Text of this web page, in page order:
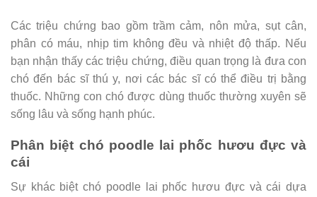
Các triệu chứng bao gồm trầm cảm, nôn mửa, sụt cân,
phân có máu, nhịp tim không đều và nhiệt độ thấp. Nếu
bạn nhận thấy các triệu chứng, điều quan trọng là đưa con
chó đến bác sĩ thú y, nơi các bác sĩ có thể điều trị bằng
thuốc. Những con chó được dùng thuốc thường xuyên sẽ
sống lâu và sống hạnh phúc.
Phân biệt chó poodle lai phốc hươu đực và
cái
Sự khác biệt chó poodle lai phốc hươu đực và cái dựa